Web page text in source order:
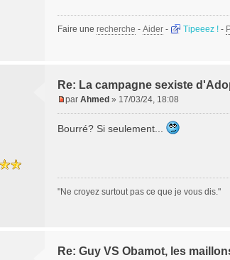
Faire une recherche - Aider - Tipeeez ! -
Re: La campagne sexiste
s
u
par Ahmed » 17/03/24, 18:08
Bourré? Si seulement...
"Ne croyez surtout pas ce que je vous dis."
Re: Guy VS Obamot, les